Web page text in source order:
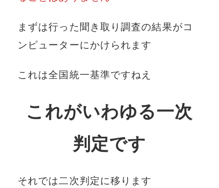
まずは行った聞き取り調査の結果がコ
ンピューターにかけられます
これは全国統一基準ですねえ
これがいわゆる一次
判定です
それでは二次判定に移ります